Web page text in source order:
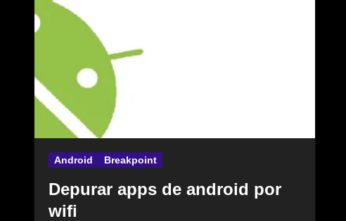
Android Breakpoint
Depurar apps de android por
wifi